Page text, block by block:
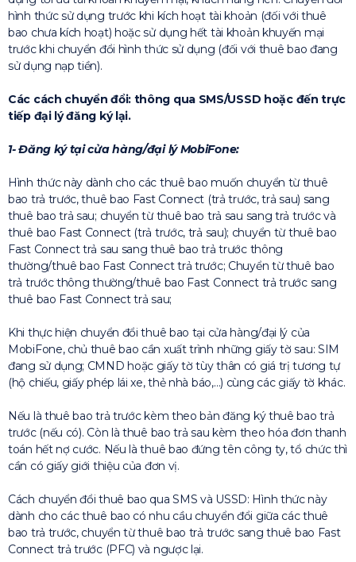
hình thức sử dụng trước khi kích hoạt tài khoản (đối với thuê
bao chưa kích hoạt) hoặc sử dụng hết tài khoản khuyến mại
trước khi chuyển đổi hình thức sử dụng (đối với thuê bao đang
sử dụng nạp tiền).
Các cách chuyển đổi: thông qua SMS/USSD hoặc đến trực
tiếp đại lý đăng ký lại.
1- Đăng ký tại cửa hàng/đại lý MobiFone:
Hình thức này dành cho các thuê bao muốn chuyển từ thuê
bao trả trước, thuê bao Fast Connect (trả trước, trả sau) sang
thuê bao trả sau; chuyển từ thuê bao trả sau sang trả trước và
thuê bao Fast Connect (trả trước, trả sau); chuyển từ thuê bao
Fast Connect trả sau sang thuê bao trả trước thông
thường/thuê bao Fast Connect trả trước; Chuyển từ thuê bao
trả trước thông thường/thuê bao Fast Connect trả trước sang
thuê bao Fast Connect trả sau;
Khi thực hiện chuyển đổi thuê bao tại cửa hàng/đại lý của
MobiFone, chủ thuê bao cần xuất trình những giấy tờ sau: SIM
đang sử dụng; CMND hoặc giấy tờ tùy thân có giá trị tương tự
(hộ chiếu, giấy phép lái xe, thẻ nhà báo,…) cùng các giấy tờ khác.
Nếu là thuê bao trả trước kèm theo bản đăng ký thuê bao trả
trước (nếu có). Còn là thuê bao trả sau kèm theo hóa đơn thanh
toán hết nợ cước. Nếu là thuê bao đứng tên công ty, tổ chức thì
cần có giấy giới thiệu của đơn vị.
Cách chuyển đổi thuê bao qua SMS và USSD: Hình thức này
dành cho các thuê bao có nhu cầu chuyển đổi giữa các thuê
bao trả trước, chuyển từ thuê bao trả trước sang thuê bao Fast
Connect trả trước (PFC) và ngược lại.